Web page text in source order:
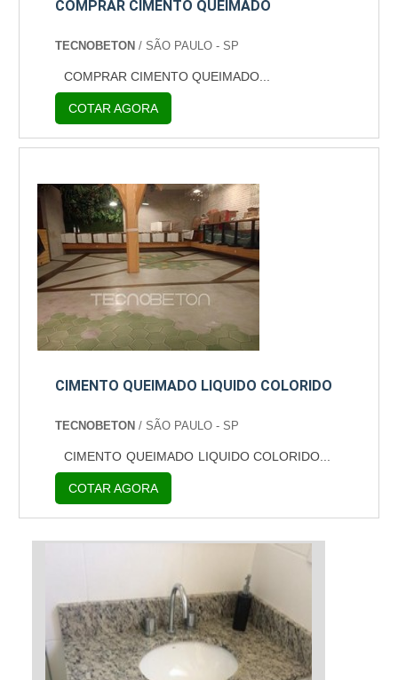
COMPRAR CIMENTO QUEIMADO
TECNOBETON/ SÃO PAULO - SP
COMPRAR CIMENTO QUEIMADO...
COTAR AGORA
CIMENTO QUEIMADO LIQUIDO COLORIDO
TECNOBETON/ SÃO PAULO - SP
CIMENTO QUEIMADO LIQUIDO COLORIDO...
COTAR AGORA